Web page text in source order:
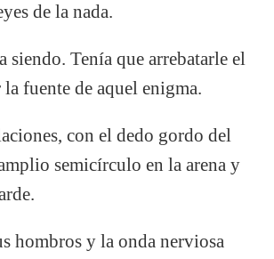
de la nada.
Tenía que arrebatarle el
fuente de aquel enigma.
con el dedo gordo del
semicírculo en la arena y
y la onda nerviosa